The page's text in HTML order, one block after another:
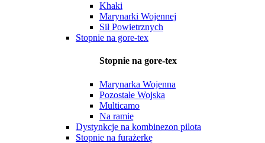
Khaki
Marynarki Wojennej
Sił Powietrznych
Stopnie na gore-tex
Stopnie na gore-tex
Marynarka Wojenna
Pozostałe Wojska
Multicamo
Na ramię
Dystynkcje na kombinezon pilota
Stopnie na furażerkę